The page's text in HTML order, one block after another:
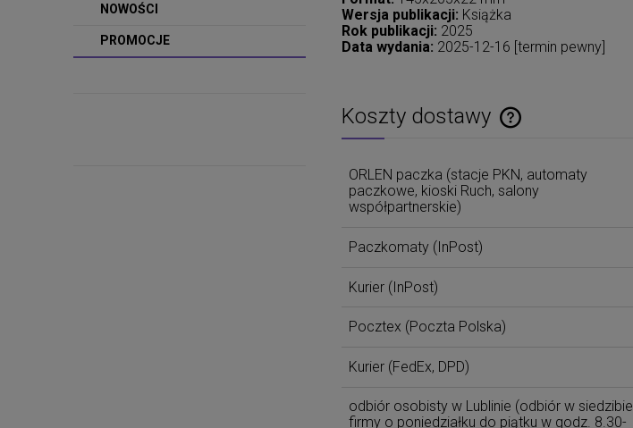
NOWOŚCI
PROMOCJE
Wersja publikacji: Książka
Rok publikacji: 2025
Data wydania: 2025-12-16 [termin pewny]
Koszty dostawy
płatności
ORLEN paczka (stacje PKN, automaty
paczkowe, kioski Ruch, salony
współpartnerskie)
Paczkomaty (InPost)
Kurier (InPost)
Pocztex (Poczta Polska)
Kurier (FedEx, DPD)
odbiór osobisty w Lublinie (odbiór w siedzibie
firmy o poniedziałku do piątku w godz. 8.30-